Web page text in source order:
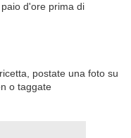
d'ore prima di
postate una foto su
o taggate